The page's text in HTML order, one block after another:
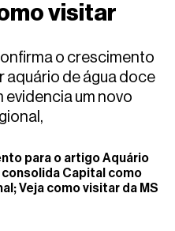
visitar
o crescimento
aquário de água doce
evidencia um novo